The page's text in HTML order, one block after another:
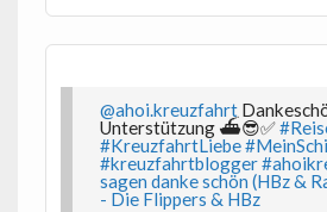
@ahoi.kreuzfahrt
Unterstützung ⛴️😎✅
#KreuzfahrtLiebe
#kreuzfahrtblogger
sagen danke schön (HBz &
- Die Flippers & HBz